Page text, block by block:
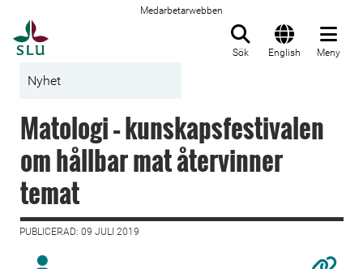
Medarbetarwebben
Sök English Meny
Nyhet
Matologi – kunskapsfestivalen
om hållbar mat återvinner
temat
PUBLICERAD: 09 JULI 2019